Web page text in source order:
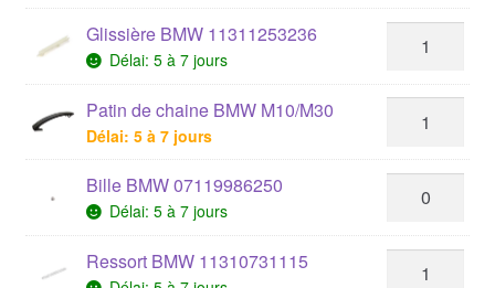
Glissière BMW 11311253236
Délai: 5 à 7 jours
Patin de chaine BMW M10/M30
Délai: 5 à 7 jours
Bille BMW 07119986250
Délai: 5 à 7 jours
Ressort BMW 11310731115